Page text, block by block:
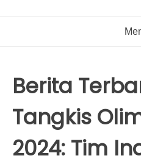
Berita
Tangkis
2024: Tim